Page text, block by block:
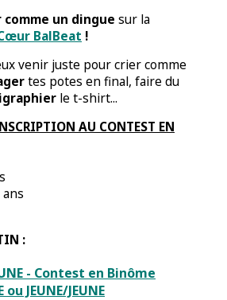
comme un dingue sur la
BalBeat !
venir juste pour crier comme
tes potes en final, faire du
le t-shirt...
AU CONTEST EN
ans
:
- Contest en Binôme
ou JEUNE/JEUNE